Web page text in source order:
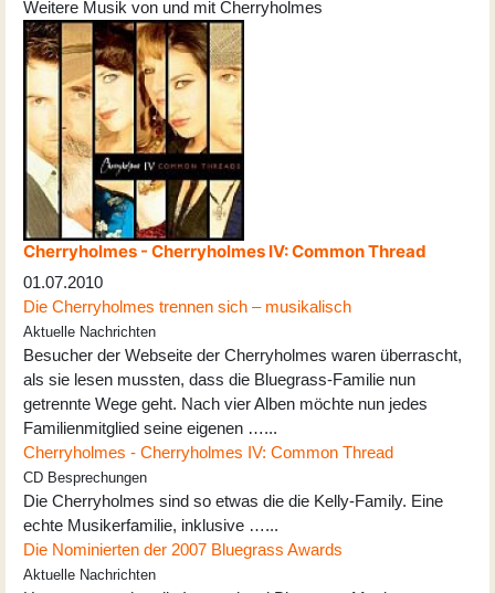
Weitere Musik von und mit Cherryholmes
Cherryholmes - Cherryholmes IV: Common Thread
01.07.2010
Die Cherryholmes trennen sich – musikalisch
Aktuelle Nachrichten
Besucher der Webseite der Cherryholmes waren überrascht,
als sie lesen mussten, dass die Bluegrass-Familie nun
getrennte Wege geht. Nach vier Alben möchte nun jedes
Familienmitglied seine eigenen …...
Cherryholmes - Cherryholmes IV: Common Thread
CD Besprechungen
Die Cherryholmes sind so etwas die die Kelly-Family. Eine
echte Musikerfamilie, inklusive …...
Die Nominierten der 2007 Bluegrass Awards
Aktuelle Nachrichten